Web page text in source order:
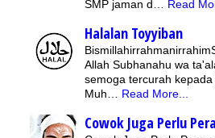
SMP jaman d… Read
Halalan Toyyiban
Allah Subhanahu wa
semoga tercurah
Muh… Read More...
Cowok Juga Perlu